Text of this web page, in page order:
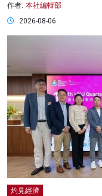
作者: 本社編輯部
2026-08-06
灼見經濟